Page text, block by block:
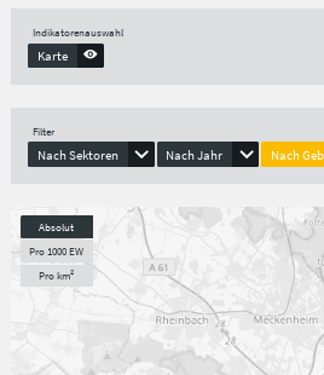
Indikatorenauswahl
Karte
Filter
Nach Sektoren Nach Jahr Nach
Absolut
Pro 1000 EW
Pro km²